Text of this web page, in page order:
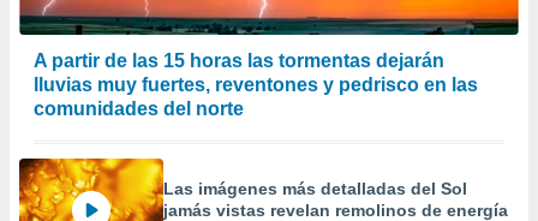
A partir de las 15 horas las tormentas dejarán
lluvias muy fuertes, reventones y pedrisco en las
comunidades del norte
Las imágenes más detalladas del Sol
jamás vistas revelan remolinos de energía